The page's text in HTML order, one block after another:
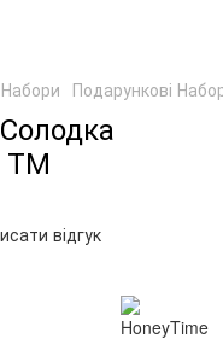
Подарункові
ТМ
відгук